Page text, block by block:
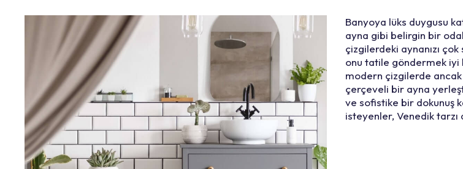
Banyoya lüks duygusu
ayna gibi belirgin bir
çizgilerdeki aynanızı
onu tatile göndermek iyi
modern çizgilerde
çerçeveli bir ayna
ve sofistike bir dokunuş
isteyenler, Venedik